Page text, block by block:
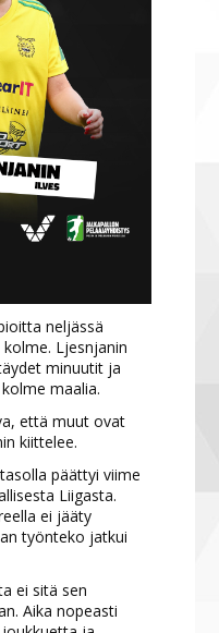
neljässä
Ljesnjanin
minuutit ja
maalia.
että muut ovat
kiittelee.
päättyi viime
Liigasta.
ei jääty
työnteko jatkui
ei sitä sen
Aika nopeasti